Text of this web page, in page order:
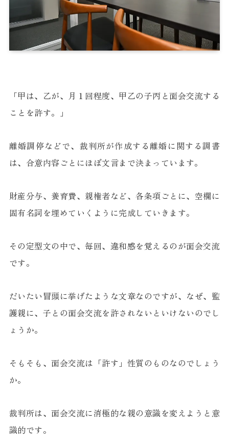
「甲は、乙が、月１回程度、甲乙の子丙と面会交流する
ことを許す。」
離婚調停などで、裁判所が作成する離婚に関する調書
は、合意内容ごとにほぼ文言まで決まっています。
財産分与、養育費、親権者など、各条項ごとに、空欄に
固有名詞を埋めていくように完成していきます。
その定型文の中で、毎回、違和感を覚えるのが面会交流
です。
だいたい冒頭に挙げたような文章なのですが、なぜ、監
護親に、子との面会交流を許されないといけないのでし
ょうか。
そもそも、面会交流は「許す」性質のものなのでしょう
か。
裁判所は、面会交流に消極的な親の意識を変えようと意
識的です。